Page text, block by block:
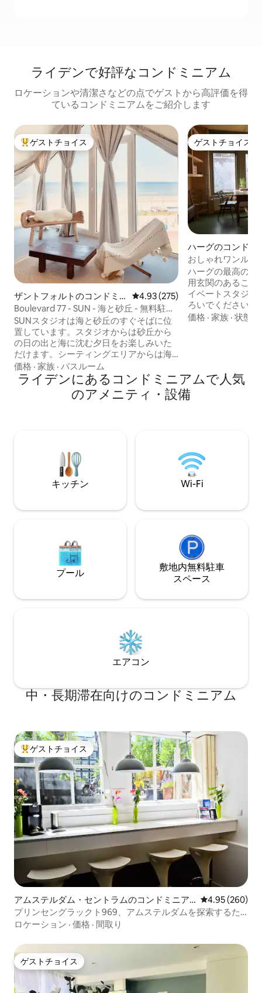
ライデンで好評なコンドミニアム
ロケーションや清潔さなどの点でゲストから高評価を得
ているコンドミニアムをご紹介します
大好評のゲストチョイスです。
ゲストチョイス
ザントフォルトのコンドミ
ニアム
レビュー275件、5つ星中4.93つ
4.93 (275)
Boulevard 77 - SUN - 海と砂丘 - 無料駐車
場
SUNスタジオは海と砂丘のすぐそばに位
置しています。スタジオからは砂丘から
の日の出と海に沈む夕日をお楽しみいた
だけます。シーティングエリアからは海
とカイトゾーンの眺めをお楽しみいただ
けます。ダブルベッド（160x200）から
は砂丘の眺めをお楽しみいただけます。
簡易キッチンには電子レンジ、ケトル、
す。独立したトイレ、バルコニー、専用
エントランスがございます。ベッドメイ
キング、タオル、Wi-Fi、Netflixをご利用
いただけます。ペット（犬）の同伴はご
価格 · 家族 · バスルーム
ゲストチョイス
ゲストチョイス
ハーグのコンドミ
おしゃれワンルー
ポットから徒歩圏
ハーグの最高のロ
用玄関のあるこの
イベートスタジオ
ろいでください。
から徒歩圏内：シ
Fi、NETFLIXを
適なベッド、広
オルが備わってい
価格 ·家族 ·状態
ライデンにあるコンドミニアムで人気
のアメニティ・設備
キッチン Wi-Fi
プール
敷地内無料駐⁠車
ス⁠ペ⁠ー⁠ス
エアコン
中・長期滞在向けのコンドミニアム
大好評のゲストチョイスです。
ゲストチョイス
アムステルダム・セントラムのコンドミニア
ム
レビュー260
4.95 (260)
プリンセングラックト969、アムステルダムを探索するた
めの拠点
ロケーション · 価格 · 間取り
ゲストチョイス
ゲストチョイス